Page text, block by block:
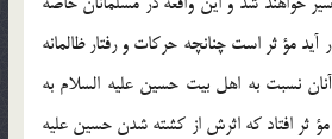
مؤ ثر است چنانچه حركات و رفتار ظالمانه
نسبت به اهل بيت حسين عليه السلام به
مؤ ثر افتاد كه اثرش از كشته شدن حسين عليه